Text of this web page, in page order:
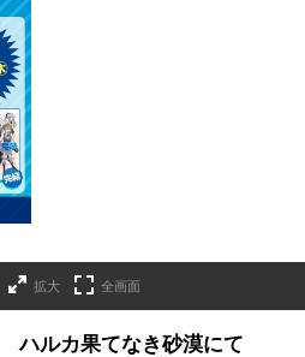
拡大 全画面
ハルカ果てなき砂漠にて